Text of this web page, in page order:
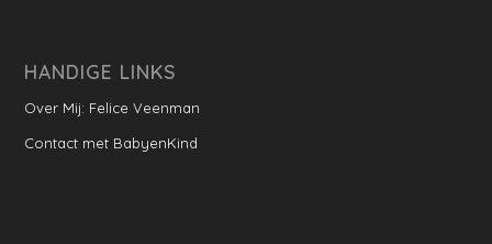
HANDIGE LINKS
Over Mij: Felice Veenman
Contact met BabyenKind